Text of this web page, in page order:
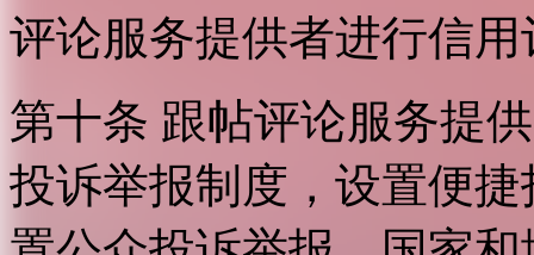
评论服务提供者进行信用
第十条 跟帖评论服务提
投诉举报制度，设置便